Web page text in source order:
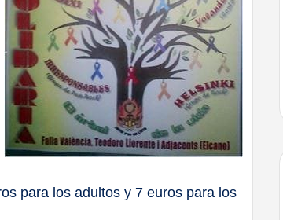
para los adultos y 7 euros para los